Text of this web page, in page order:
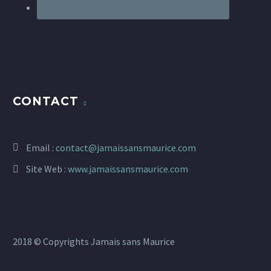
CONTACT
Email : contact@jamaissansmaurice.com
Site Web : www.jamaissansmaurice.com
2018 © Copyrights Jamais sans Maurice